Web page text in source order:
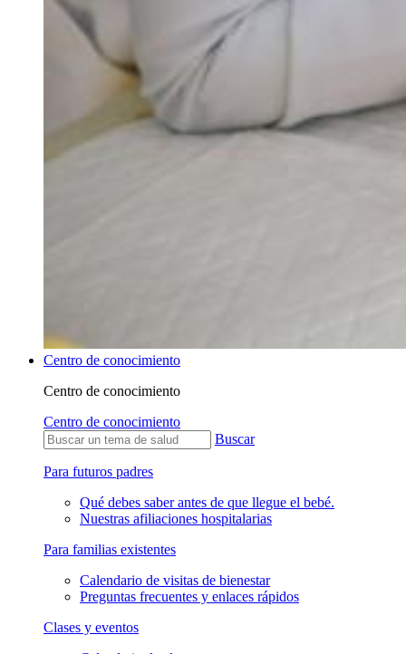
Centro de conocimiento
Centro de conocimiento
Centro de conocimiento
Buscar
Para futuros padres
Qué debes saber antes de que llegue el bebé.
Nuestras afiliaciones hospitalarias
Para familias existentes
Calendario de visitas de bienestar
Preguntas frecuentes y enlaces rápidos
Clases y eventos